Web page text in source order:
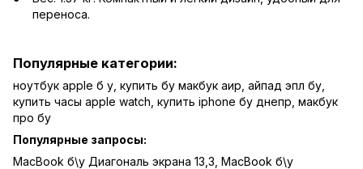
переноса.
Популярные категории:
ноутбук apple б у купить бу макбук аир айпад эпл бу
купить часы apple watch купить iphone бу днепр макбук
про бу
Популярные запросы:
MacBook б\у Диагональ экрана 13,3 MacBook б\у